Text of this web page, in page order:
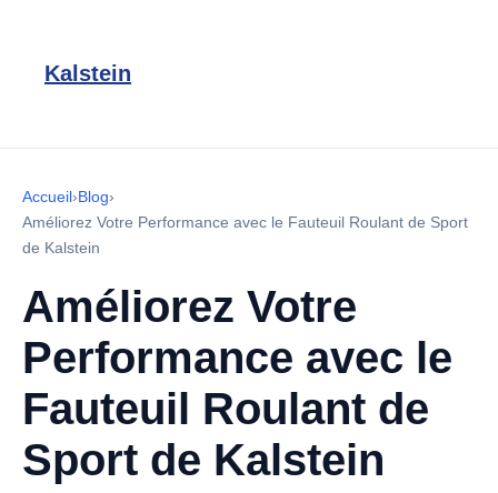
Kalstein
Accueil›Blog›
Améliorez Votre Performance avec le Fauteuil Roulant de Sport
de Kalstein
Améliorez Votre
Performance avec le
Fauteuil Roulant de
Sport de Kalstein